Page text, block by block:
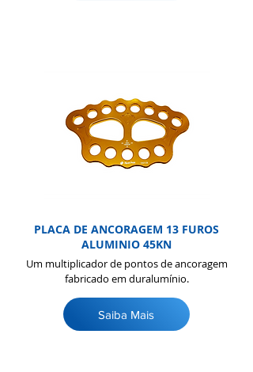
PLACA DE ANCORAGEM 13 FUROS
ALUMINIO 45KN
Um multiplicador de pontos de ancoragem
fabricado em duralumínio.
Saiba Mais